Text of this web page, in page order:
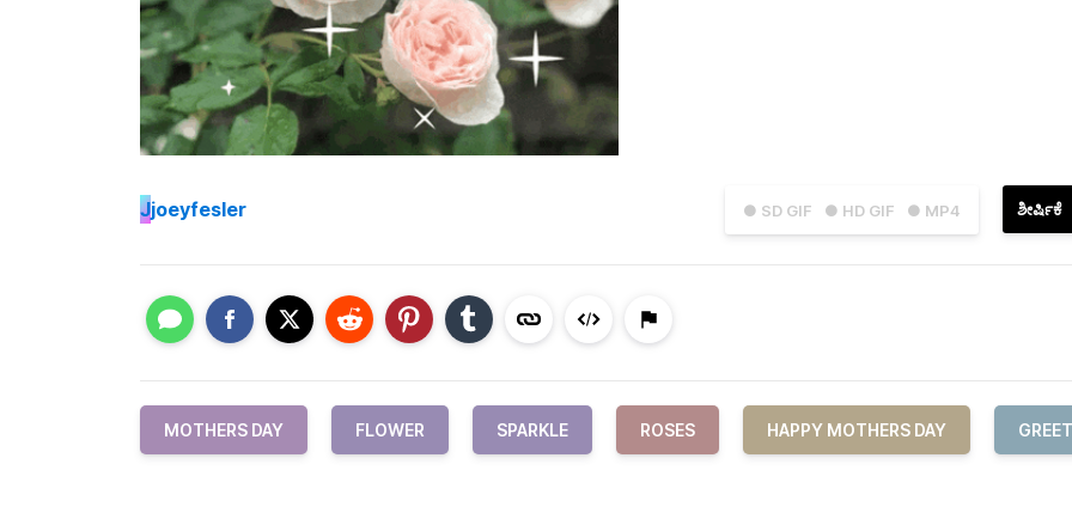
● SD GIF ● HD GIF ● MP4 ಶೀರ್ಷಿಕೆ
Jjoeyfesler
MOTHERS DAY FLOWER SPARKLE ROSES HAPPY MOTHERS DAY GREET